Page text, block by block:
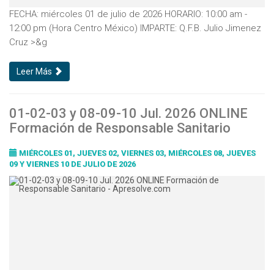
FECHA: miércoles 01 de julio de 2026 HORARIO: 10:00 am -
12:00 pm (Hora Centro México) IMPARTE: Q.F.B. Julio Jimenez
Cruz >&g
Leer Más
01-02-03 y 08-09-10 Jul. 2026 ONLINE
Formación de Responsable Sanitario
MIÉRCOLES 01, JUEVES 02, VIERNES 03, MIÉRCOLES 08, JUEVES
09 Y VIERNES 10 DE JULIO DE 2026